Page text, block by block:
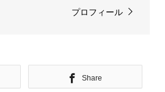
プロフィール
Share